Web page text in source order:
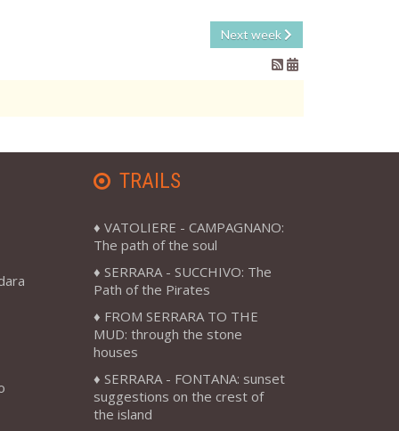
Next week
TRAILS
VATOLIERE - CAMPAGNANO:
The path of the soul
SERRARA - SUCCHIVO: The
Path of the Pirates
FROM SERRARA TO THE
MUD: through the stone
houses
SERRARA - FONTANA: sunset
suggestions on the crest of
the island